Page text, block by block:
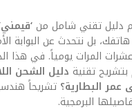
دليل تقني شامل من
بل نتحدث عن البوابة
المرات يومياً. في هذا
دليل الشحن
عمر البطارية؟ تشريحاً
البرمجية.